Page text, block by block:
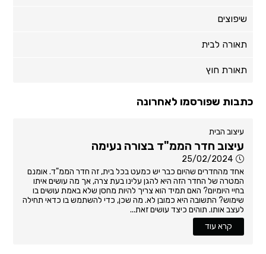
שיפוצים
תאורה לבית
תאורת חוץ
כתבות שפורסמו לאחרונה
עיצוב הבית
עיצוב חדר הממ"ד בצורה נעימה
25/02/2024
אחד מהחדרים שהיום כבר יש כמעט בכל בית, זה חדר הממ"ד. אומנם
המטרה של החדר הזה היא להגן עלינו בעת צרה, אך מה עושים איתו
בחיי היומיום? האם תמיד הוא צריך להיות מחסן שלא באמת עושים בו
שימוש? התשובה היא כמובן לא. מה שכן, כדי להשתמש בו כדאי תחילה
לעצב אותו. תוהים כיצד עושים זאת...
קרא עוד